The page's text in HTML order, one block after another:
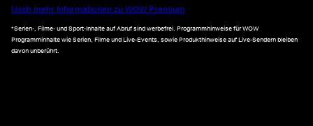
Noch mehr Informationen zu WOW Premium
*Serien-, Filme- und Sport-Inhalte auf Abruf sind werbefrei. Programmhinweise für WOW
Programminhalte wie Serien, Filme und Live-Events, sowie Produkthinweise auf Live-Sendern bleiben
davon unberührt.